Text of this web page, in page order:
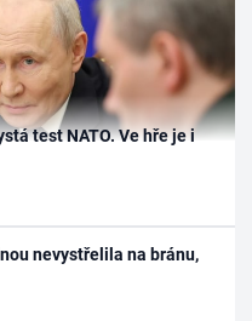
test NATO. Ve hře je i
nevystřelila na bránu,